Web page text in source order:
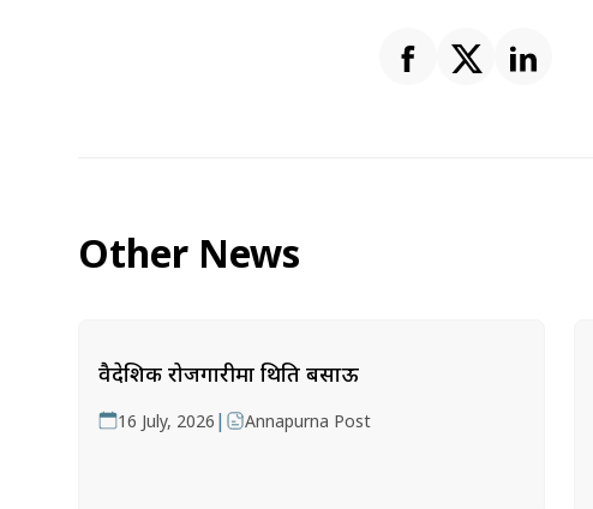
Other News
वैदेशिक रोजगारीमा थिति बसाऊ
16 July, 2026 | Annapurna Post